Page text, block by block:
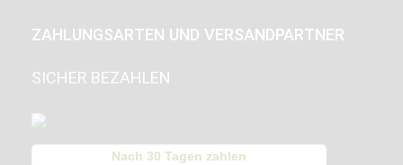
ZAHLUNGSARTEN UND VERSANDPARTNER
SICHER BEZAHLEN
Nach 30 Tagen zahlen